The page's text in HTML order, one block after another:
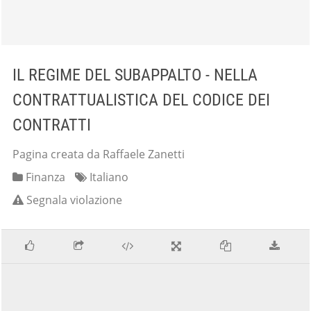
IL REGIME DEL SUBAPPALTO - NELLA
CONTRATTUALISTICA DEL CODICE DEI
CONTRATTI
Pagina creata da Raffaele Zanetti
Finanza
Italiano
Segnala violazione